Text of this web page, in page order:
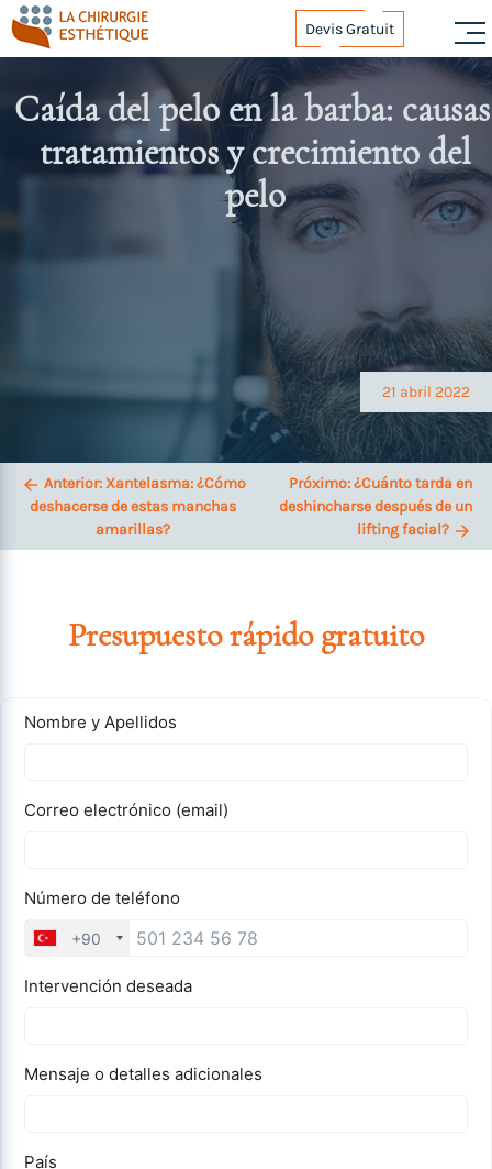
Skip
to
content
Devis Gratuit
Caída del pelo en la barba:
tratamientos y crecimiento del
pelo
21 abril 2022
Anterior: Xantelasma: ¿Cómo
deshacerse de estas manchas
amarillas?
Próximo:¿Cuánto tarda en
deshincharse después de un
lifting facial?
Presupuesto rápido gratuito